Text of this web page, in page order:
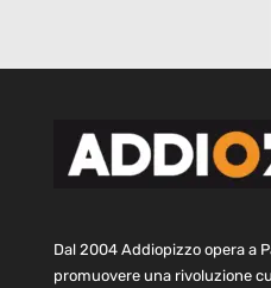
Dal 2004 Addiopizzo opera a
promuovere una rivoluzione